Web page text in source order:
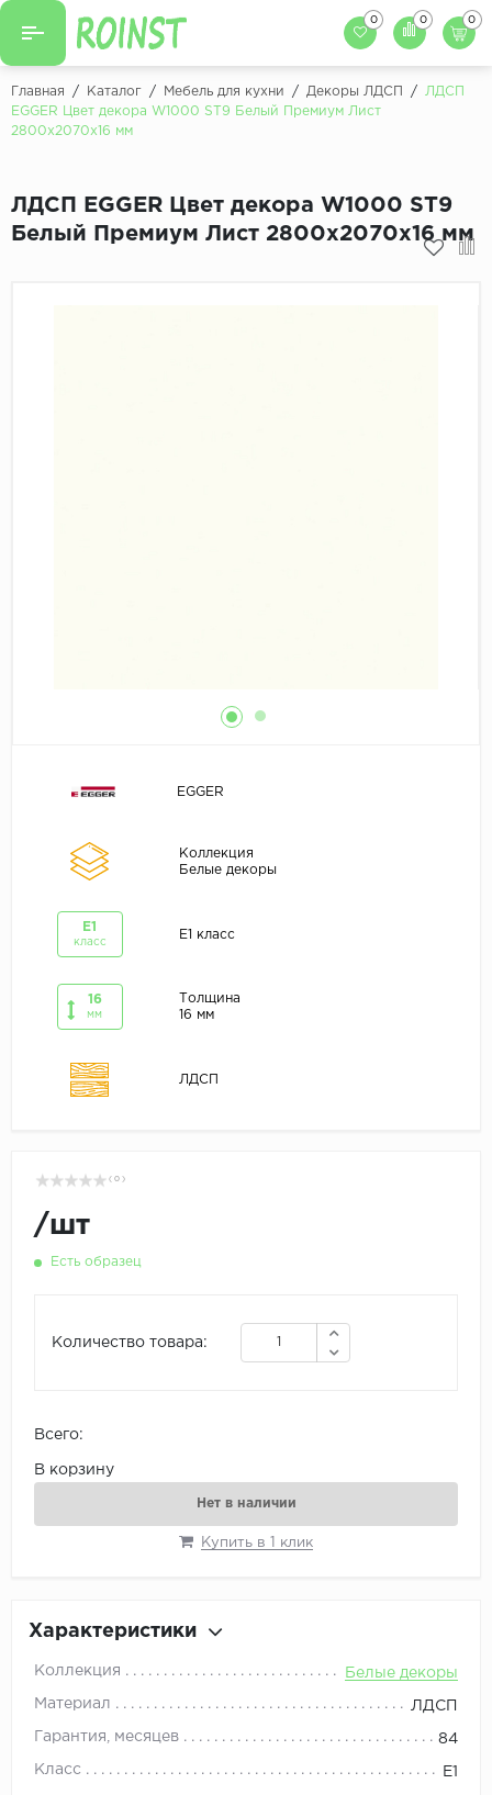
Назад
Кухни на заказ
Назад
Столешницы для
Кухонный фартук
Декоры столешниц
0 0 0
Главная / Каталог / Мебель для кухни / Декоры ЛДСП /
ЛДСП
EGGER Цвет декора W1000 ST9 Белый Премиум Лист
2800x2070х16 мм
ЛДСП EGGER Цвет декора W1000 ST9
Белый Премиум Лист 2800x2070х16 мм
EGGER
Коллекция
Белые декоры
E1
класс
E1 класс
16
мм
Толщина
16 мм
ЛДСП
( 0 )
/шт
Есть образец
Количество товара:
Всего:
В корзину
Нет в наличии
Купить в 1 клик
Характеристики
Коллекция Белые декоры
Материал ЛДСП
Гарантия, месяцев 84
Класс E1